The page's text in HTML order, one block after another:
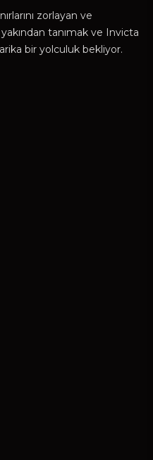
zorlayan ve
yakından tanımak ve Invicta
bir yolculuk bekliyor.